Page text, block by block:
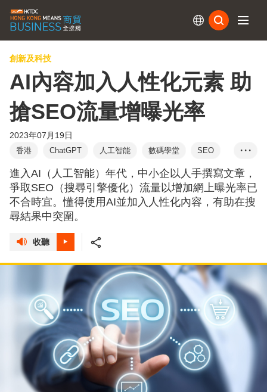
創新及科技
AI內容加入人性化元素 助
搶SEO流量增曝光率
2023年07月19日
香港 ChatGPT 人工智能 數碼學堂
SEO
谷歌
關鍵字 人性化內容 蘇子賢
• • •
進入AI（人工智能）年代，中小企以人手撰寫文章，
爭取SEO（搜尋引擎優化）流量以增加網上曝光率已
不合時宜。懂得使用AI並加入人性化內容，有助在搜
尋結果中突圍。
收聽